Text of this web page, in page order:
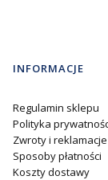
Linki w
INFORMACJE
Regulamin sklepu
Polityka
Zwroty i reklamacje
Sposoby płatności
Koszty dostawy